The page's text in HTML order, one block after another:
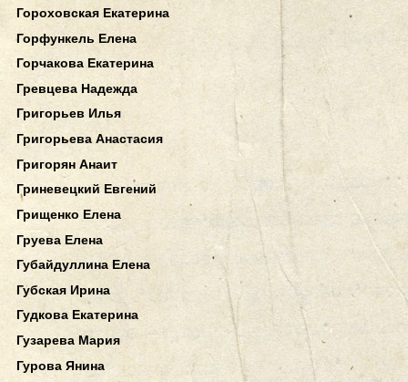
Гороховская Екатерина
Горфункель Елена
Горчакова Екатерина
Гревцева Надежда
Григорьев Илья
Григорьева Анастасия
Григорян Анаит
Гриневецкий Евгений
Грищенко Елена
Груева Елена
Губайдуллина Елена
Губская Ирина
Гудкова Екатерина
Гузарева Мария
Гурова Янина